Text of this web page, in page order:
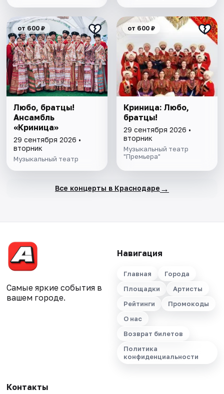
от 600 ₽
Любо, братцы!
Ансамбль
«Криница»
29 сентября 2026 •
вторник
Музыкальный театр
от 600 ₽
Криница: Любо,
братцы!
29 сентября 2026 •
вторник
Музыкальный театр
"Премьера"
Все концерты в Краснодаре →
Самые яркие события в
вашем городе.
Навигация
Главная
Города
Площадки
Артисты
Рейтинги
Промокоды
О нас
Возврат билетов
Политика
конфиденциальности
Контакты